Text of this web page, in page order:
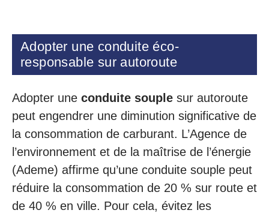
Adopter une conduite éco-
responsable sur autoroute
Adopter une conduite souple sur autoroute
peut engendrer une diminution significative de
la consommation de carburant. L’Agence de
l’environnement et de la maîtrise de l’énergie
(Ademe) affirme qu’une conduite souple peut
réduire la consommation de 20 % sur route et
de 40 % en ville. Pour cela, évitez les